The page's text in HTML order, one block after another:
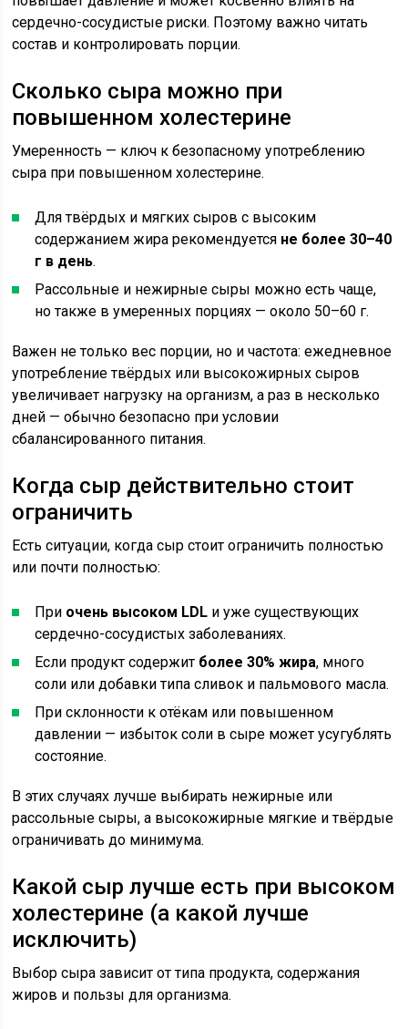
сердечно-сосудистые риски. Поэтому важно читать
состав и контролировать порции.
Сколько сыра можно при
повышенном холестерине
Умеренность — ключ к безопасному употреблению
сыра при повышенном холестерине.
Для твёрдых и мягких сыров с высоким
содержанием жира рекомендуется не более 30–40
г в день.
Рассольные и нежирные сыры можно есть чаще,
но также в умеренных порциях — около 50–60 г.
Важен не только вес порции, но и частота: ежедневное
употребление твёрдых или высокожирных сыров
увеличивает нагрузку на организм, а раз в несколько
дней — обычно безопасно при условии
сбалансированного питания.
Когда сыр действительно стоит
ограничить
Есть ситуации, когда сыр стоит ограничить полностью
или почти полностью:
При очень высоком LDL и уже существующих
сердечно-сосудистых заболеваниях.
Если продукт содержит более 30% жира, много
соли или добавки типа сливок и пальмового масла.
При склонности к отёкам или повышенном
давлении — избыток соли в сыре может усугублять
состояние.
В этих случаях лучше выбирать нежирные или
рассольные сыры, а высокожирные мягкие и твёрдые
ограничивать до минимума.
Какой сыр лучше есть при высоком
холестерине (а какой лучше
исключить)
Выбор сыра зависит от типа продукта, содержания
жиров и пользы для организма.